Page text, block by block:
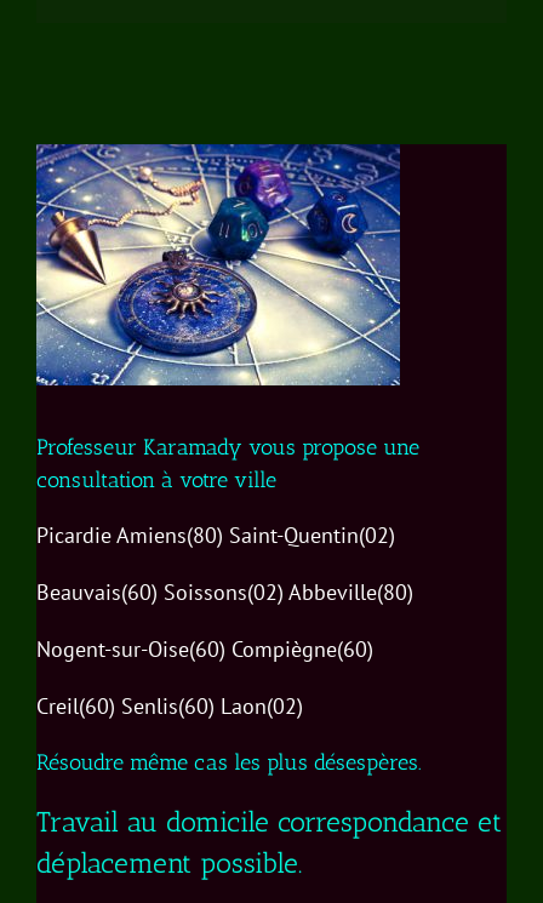
Professeur Karamady vous propose une
consultation à votre ville
Picardie Amiens(80) Saint-Quentin(02)
Beauvais(60) Soissons(02) Abbeville(80)
Nogent-sur-Oise(60) Compiègne(60)
Creil(60) Senlis(60) Laon(02)
Résoudre même cas les plus désespères.
Travail au domicile correspondance et
déplacement possible.